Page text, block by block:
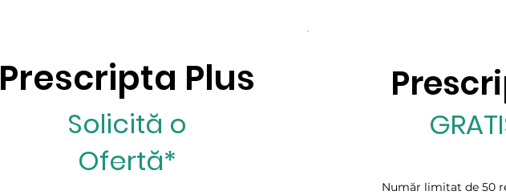
Prescripta Plus
Solicită o
Ofertă*
Număr limitat de 50